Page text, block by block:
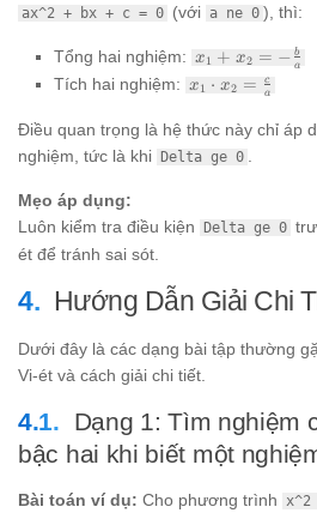
ax^2 + bx + c = 0 (với a ne 0 ), thì:
Tổng hai nghiệm: x_1 +
\frac{b}
x1 + x2 = − a
b
Tích hai nghiệm: x_1
x_2 =
\frac{c}
{a}
x1 ⋅ x2 = a
c
Điều quan trọng là hệ thức này chỉ áp
nghiệm, tức là khi Delta ge 0
Mẹo áp dụng:
Luôn kiểm tra điều kiện
Delta ge 0
ét để tránh sai sót.
Hướng Dẫn Giải Chi
Dưới đây là các dạng bài tập thường
Vi-ét và cách giải chi tiết.
Dạng 1: Tìm nghiệm
bậc hai khi biết một
Bài toán ví dụ: Cho phương trình